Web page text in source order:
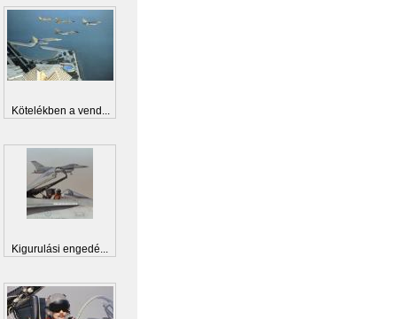
Kötelékben a vend...
Kigurulási engedé...